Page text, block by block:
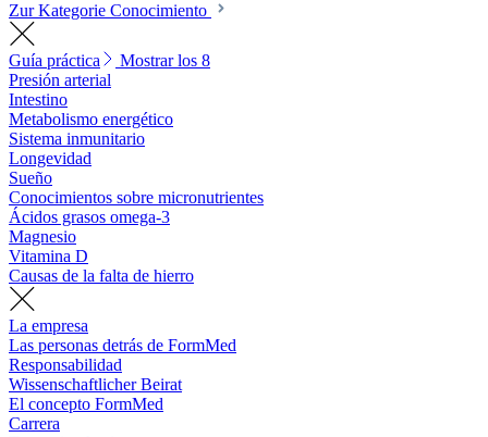
Zur Kategorie Conocimiento
Guía práctica
Mostrar los 8
Presión arterial
Intestino
Metabolismo energético
Sistema inmunitario
Longevidad
Sueño
Conocimientos sobre micronutrientes
Ácidos grasos omega-3
Magnesio
Vitamina D
Causas de la falta de hierro
La empresa
Las personas detrás de FormMed
Responsabilidad
Wissenschaftlicher Beirat
El concepto FormMed
Carrera